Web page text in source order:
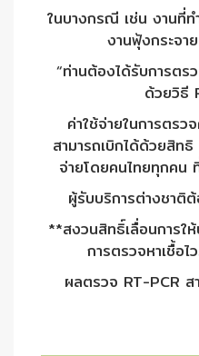
ในบางกรณี เช่น งานที่
งานฟุ้งกระจา
“ท่านต้องได้รับการตร
ด้วยวิธี
ค่าใช้จ่ายในการตร
สามารถเบิกได้ด้วยสิท
จ่ายโดยคนไทยทุกค
ผู้รับบริการต่างชาติต้
**สงวนสิทธิ์เลื่อนการใ
การตรวจหาเชื้อ
ผลตรวจ RT-PCR ส